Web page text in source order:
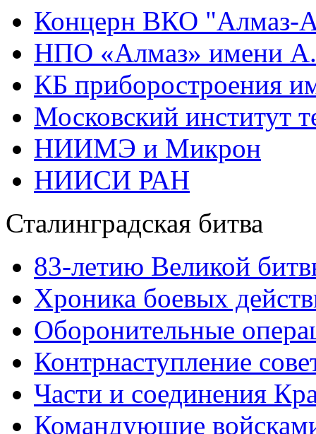
Концерн ВКО "Алмаз-
НПО «Алмаз» имени
КБ приборостроения
Московский институт
НИИМЭ и Микрон
НИИСИ РАН
Сталинградская битва
83-летию Великой
Хроника боевых
Оборонительные
Контрнаступление
Части и соединения
Командующие